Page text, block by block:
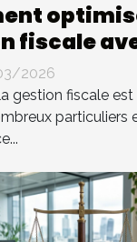
fiscale
?
2026
gestion fiscale est
particuliers